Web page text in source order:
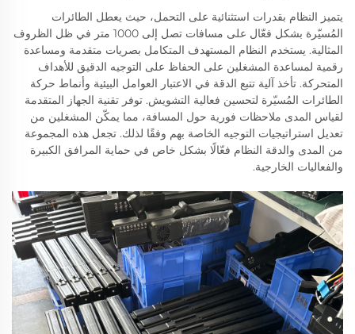
يتميز النظام بقدرات استثنائية على التحمل، حيث يعطل الطائرات
المُسيّرة بشكل فعّال على مسافات تصل إلى 1000 متر في ظل الظروف
المثالية. يستخدم النظام المستهدف المتكامل بصريات متقدمة ومساعدة
رقمية لمساعدة المشغلين على الحفاظ على التوجيه الدقيق للأهداف
المتحركة. تأخذ آلية تتبع الدقة في الاعتبار العوامل البيئية وأنماط حركة
الطائرات المُسيّرة لتحسين فعالية التشويش. توفر تقنية الجهاز المتقدمة
لقياس المدى ملاحظات فورية حول المسافة، مما يمكّن المشغلين من
تعديل استراتيجيات التوجيه الخاصة بهم وفقًا لذلك. تجعل هذه المجموعة
من المدى والدقة النظام فعّالًا بشكل خاص في حماية المرافق الكبيرة
والفعاليات الخارجية.